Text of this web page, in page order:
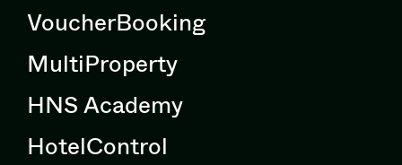
VoucherBooking
MultiProperty
HNS Academy
HotelControl